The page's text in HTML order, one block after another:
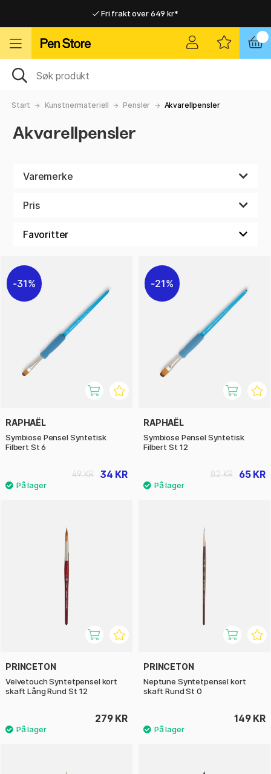
Fri frakt over 649 kr*
Raskt til dør eller utleveringssted
Raskt til dør eller utleveringssted
Start Kunstnermateriell Pensler Akvarellpensler
Akvarellpensler
Varemerke
Pris
31%
RAPHAËL
Symbiose Pensel Syntetisk
Filbert St 6
34 KR
49 KR
21%
RAPHAËL
Symbiose Pensel Syntetisk
Filbert St 12
65 KR
82 KR
PRINCETON
Velvetouch Syntetpensel kort
skaft Lång Rund St 12
279 KR
PRINCETON
Neptune Syntetpensel kort
skaft Rund St 0
149 KR